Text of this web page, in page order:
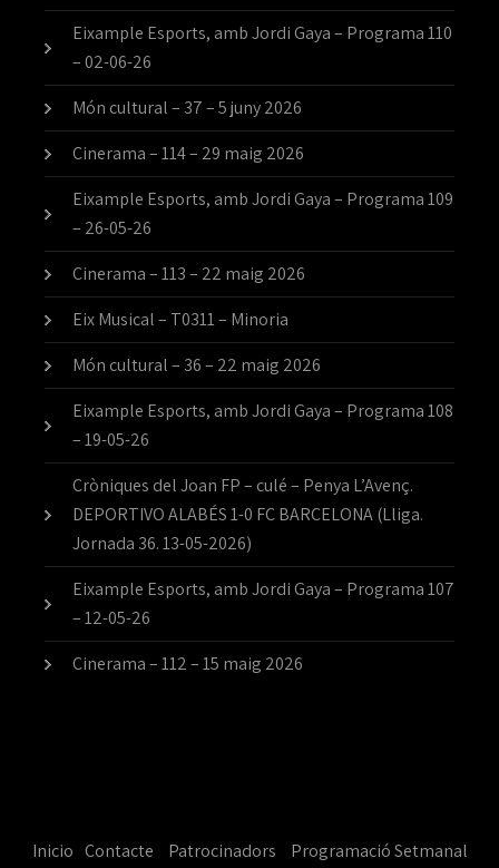
Eixample Esports, amb Jordi Gaya – Programa 110
– 02-06-26
Món cultural – 37 – 5 juny 2026
Cinerama – 114 – 29 maig 2026
Eixample Esports, amb Jordi Gaya – Programa 109
– 26-05-26
Cinerama – 113 – 22 maig 2026
Eix Musical – T0311 – Minoria
Món cultural – 36 – 22 maig 2026
Eixample Esports, amb Jordi Gaya – Programa 108
– 19-05-26
Cròniques del Joan FP – culé – Penya L’Avenç.
DEPORTIVO ALABÉS 1-0 FC BARCELONA (Lliga.
Jornada 36. 13-05-2026)
Eixample Esports, amb Jordi Gaya – Programa 107
– 12-05-26
Cinerama – 112 – 15 maig 2026
Inicio Contacte Patrocinadors
Programació Setmanal